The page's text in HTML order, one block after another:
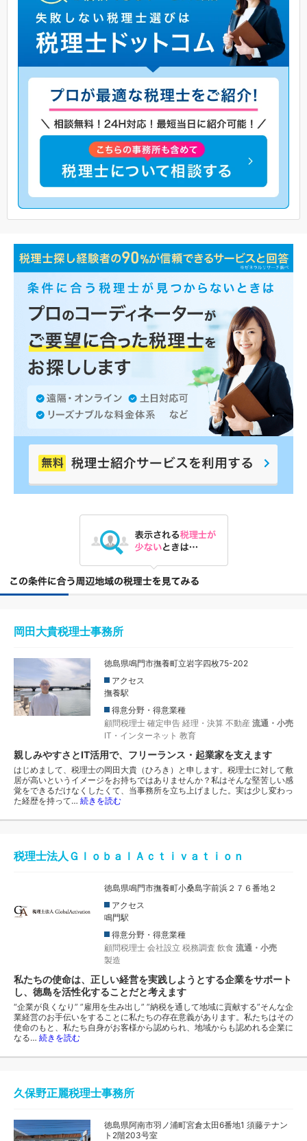
岡田大貴税理士事務所
徳島県鳴門市撫養町立岩字四枚75-202
アクセス
撫養駅
得意分野・得意業種
顧問税理士 確定申告 経理・決算 不動産 流通・小売
IT・インターネット 教育
親しみやすさとIT活用で、フリーランス・起業家を支えます
はじめまして、税理士の岡田大貴（ひろき）と申します。税理士に対して敷
居が高いというイメージをお持ちではありませんか？私はそんな堅苦しい感
覚をできるだけなくしたくて、当事務所を立ち上げました。実は少し変わっ
た経歴を持って… 続きを読む
税理士法人ＧｌｏｂａｌＡｃｔｉｖａｔｉｏｎ
徳島県鳴門市撫養町小桑島字前浜２７６番地２
アクセス
鳴門駅
得意分野・得意業種
顧問税理士 会社設立 税務調査 飲食 流通・小売
製造
私たちの使命は、正しい経営を実践しようとする企業をサポート
し、徳島を活性化することだと考えます
“企業が良くなり” ”雇用を生み出し” ”納税を通して地域に貢献する”そんな企
業経営のお手伝いをすることに私たちの存在意義があります。私たちはその
使命のもと、私たち自身がお客様から認められ、地域からも認めれる企業に
なる… 続きを読む
久保野正麗税理士事務所
徳島県阿南市羽ノ浦町宮倉太田6番地1 須藤テナン
ト2階203号室